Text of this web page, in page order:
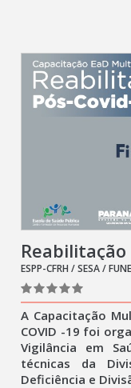
Reabilitação
ESPP-CFRH / SESA /
A Capacitação
COVID -19 foi
Vigilância em
técnicas da
Deficiência e